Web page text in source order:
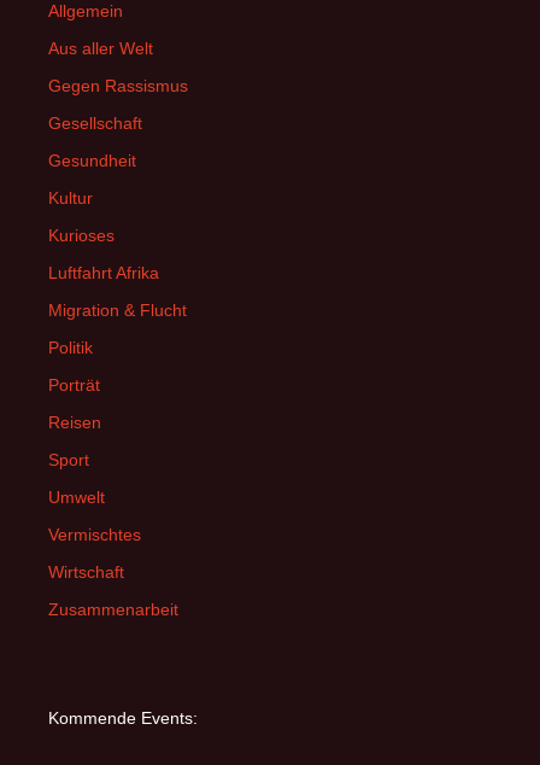
Allgemein
Aus aller Welt
Gegen Rassismus
Gesellschaft
Gesundheit
Kultur
Kurioses
Luftfahrt Afrika
Migration & Flucht
Politik
Porträt
Reisen
Sport
Umwelt
Vermischtes
Wirtschaft
Zusammenarbeit
Kommende Events: